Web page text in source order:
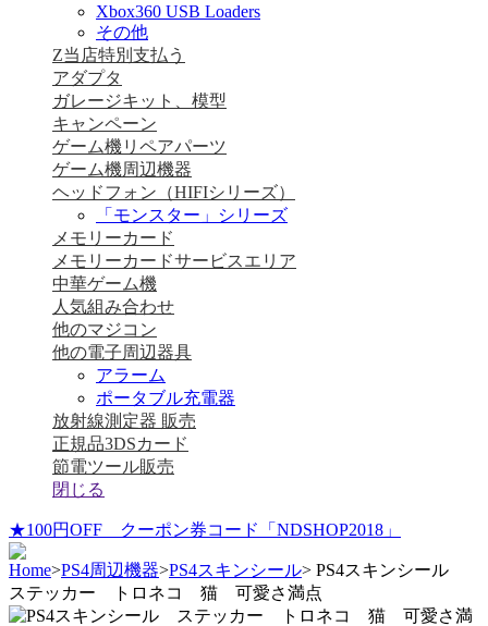
Xbox360 USB Loaders
その他
Z当店特別支払う
アダプタ
ガレージキット、模型
キャンペーン
ゲーム機リペアパーツ
ゲーム機周辺機器
ヘッドフォン（HIFIシリーズ）
「モンスター」シリーズ
メモリーカード
メモリーカードサービスエリア
中華ゲーム機
人気組み合わせ
他のマジコン
他の電子周辺器具
アラーム
ポータブル充電器
放射線測定器 販売
正規品3DSカード
節電ツール販売
閉じる
★100円OFF クーポン券コード「NDSHOP2018」
Home>PS4周辺機器>PS4スキンシール> PS4スキンシール
ステッカー トロネコ 猫 可愛さ満点